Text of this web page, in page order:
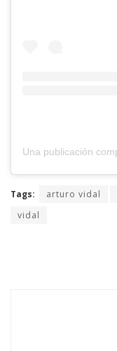
Tags: arturo vidal
vidal